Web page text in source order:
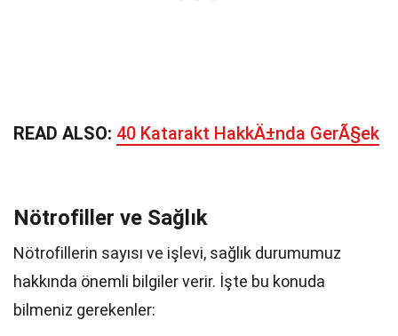
READ ALSO: 40 Katarakt HakkÄ±nda GerÃ§ek
Nötrofiller ve Sağlık
Nötrofillerin sayısı ve işlevi, sağlık durumumuz
hakkında önemli bilgiler verir. İşte bu konuda
bilmeniz gerekenler: